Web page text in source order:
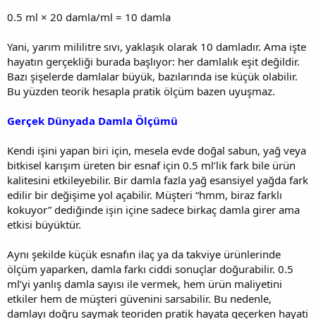
0.5 ml × 20 damla/ml = 10 damla
Yani, yarım mililitre sıvı, yaklaşık olarak 10 damladır. Ama işte
hayatın gerçekliği burada başlıyor: her damlalık eşit değildir.
Bazı şişelerde damlalar büyük, bazılarında ise küçük olabilir.
Bu yüzden teorik hesapla pratik ölçüm bazen uyuşmaz.
Gerçek Dünyada Damla Ölçümü
Kendi işini yapan biri için, mesela evde doğal sabun, yağ veya
bitkisel karışım üreten bir esnaf için 0.5 ml’lik fark bile ürün
kalitesini etkileyebilir. Bir damla fazla yağ esansiyel yağda fark
edilir bir değişime yol açabilir. Müşteri “hmm, biraz farklı
kokuyor” dediğinde işin içine sadece birkaç damla girer ama
etkisi büyüktür.
Aynı şekilde küçük esnafın ilaç ya da takviye ürünlerinde
ölçüm yaparken, damla farkı ciddi sonuçlar doğurabilir. 0.5
ml’yi yanlış damla sayısı ile vermek, hem ürün maliyetini
etkiler hem de müşteri güvenini sarsabilir. Bu nedenle,
damlayı doğru saymak teoriden pratik hayata geçerken hayati